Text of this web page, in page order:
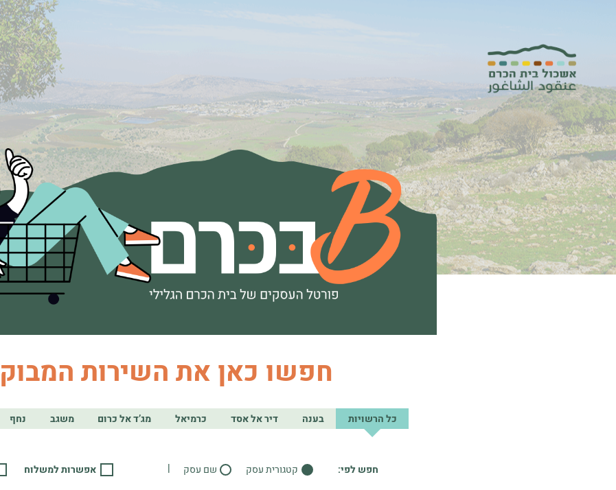
חפשו כאן את השירות
כל הרשויות בענה דיר אל אסד כרמיאל מג’ד אל כרום משגב נחף
חפש לפי: קטגורית עסק שם עסק | אפשרות למשלוח